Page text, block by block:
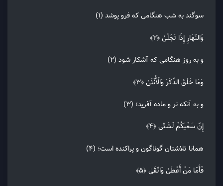
سوگند به شب هنگامی که فرو پوشد (۱)
وَالنّهَارِ إِذَا تَجَلّیٰ ﴿۲﴾
و به روز هنگامی که آشکار شود (۲)
وَمَا خَلَقَ الذّکَرَ وَالْأُنْثَیٰ ﴿۳﴾
و به آنکه نر و ماده آفرید؛ (۳)
إِنّ سَعْیَکُمْ لَشَتّیٰ ﴿۴﴾
همانا تلاشتان گوناگون و پراکنده است؛ (۴)
فَأَمّا مَنْ أَعْطَیٰ وَاتّقَیٰ ﴿۵﴾